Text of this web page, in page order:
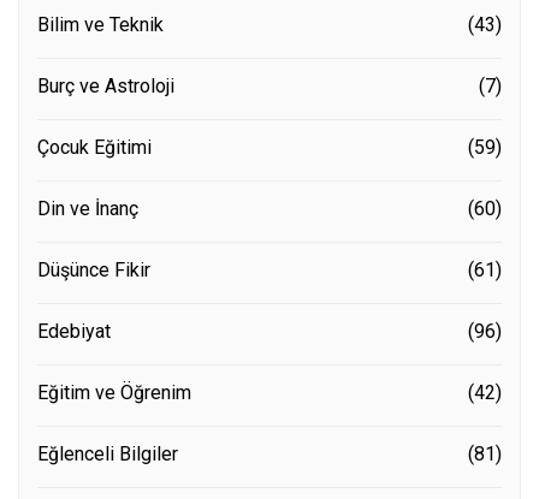
Bilim ve Teknik (43)
Burç ve Astroloji (7)
Çocuk Eğitimi (59)
Din ve İnanç (60)
Düşünce Fikir (61)
Edebiyat (96)
Eğitim ve Öğrenim (42)
Eğlenceli Bilgiler (81)